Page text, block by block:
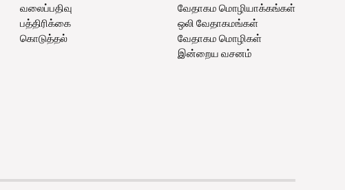
வலைப்பதிவு
பத்திரிக்கை
கொடுத்தல்
வேதாகம மொழியாக்கங்கள்
ஒலி வேதாகமங்கள்
வேதாகம மொழிகள்
இன்றைய வசனம்